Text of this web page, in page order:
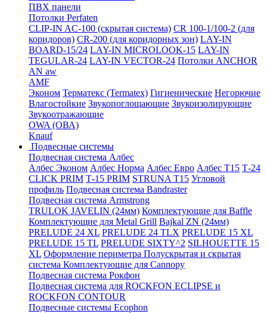
ПВХ панели
Потолки Perfaten
CLIP-IN AC-100 (скрытая система) CR 100-1/100-2 (для
коридоров) CR-200 (для коридорных зон) LAY-IN
BOARD-15/24 LAY-IN MICROLOOK-15 LAY-IN
TEGULAR-24 LAY-IN VECTOR-24 Потолки ANCHOR
AN aw
AMF
Эконом Терматекс (Termatex) Гигиенические Негорючие
Влагостойкие Звукопоглощающие Звукоизолирующие
Звукоотражающие
OWA (ОВА)
Knauf
Подвесные системы
Подвесная система Албес
Албес Эконом Албес Норма Албес Евро Албес T15 Т-24
CLICK PRIM Т-15 PRIM STRUNA Т15 Угловой
профиль Подвесная система Bandraster
Подвесная система Armstrong
TRULOK JAVELIN (24мм) Комплектующие для Baffle
Комплектующие для Metal Grill Bajkal ZN (24мм)
PRELUDE 24 XL PRELUDE 24 TLX PRELUDE 15 XL
PRELUDE 15 TL PRELUDE SIXTY^2 SILHOUETTE 15
XL Оформление периметра Полускрытая и скрытая
система Комплектующие для Cannopy
Подвесная система Рокфон
Подвесная система для ROCKFON ECLIPSE и
ROCKFON CONTOUR
Подвесные системы Ecophon